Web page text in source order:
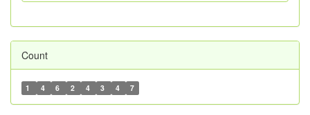
Count
1 4 6 2 4 3 4 7